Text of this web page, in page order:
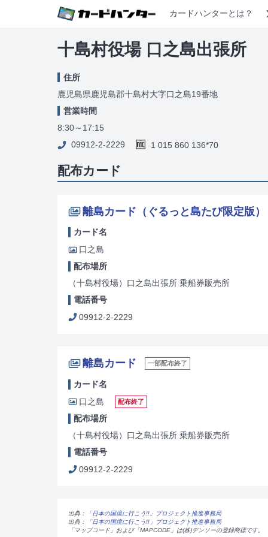
カードハンターとは？
十島村役場 口之島出張所
住所
鹿児島県鹿児島郡十島村大字口之島19番地
営業時間
8:30～17:15
09912-2-2229
1 015 860 136*70
配布カード
離島カード（ぐるっと島たび限定版）
カード名
口之島
配布場所
（十島村役場）口之島出張所 乗船券販売所
電話番号
09912-2-2229
離島カード 一部配布終了
カード名
口之島
配布終了
配布場所
（十島村役場）口之島出張所 乗船券販売所
電話番号
09912-2-2229
出典：
「日本の国境に行こう!!」プロジェクト推進事務局
出典：
「日本の国境に行こう!!」プロジェクト推進事務局
「マップコード」および「MAPCODE」は(株)デンソーの登録商標です。